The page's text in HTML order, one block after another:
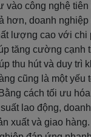
vào công nghệ
hơn, doanh nghiệp
lượng cao với
tăng cường cạnh
thu hút và duy trì
cũng là một yếu
cách tối ưu
lao động,
xuất và giao